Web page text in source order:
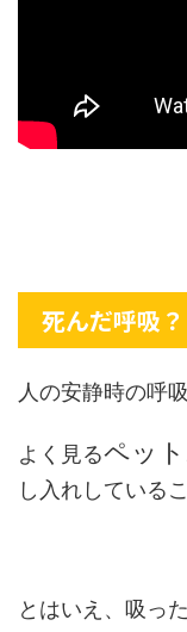
死んだ呼吸？
人の安静時の呼吸
よく見るペッ
し入れしている
とはいえ、吸っ